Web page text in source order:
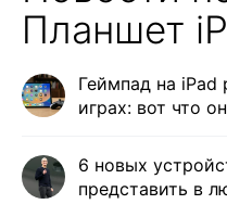
Планшет
Геймпад на iPad
играх: вот что
6 новых
представить в